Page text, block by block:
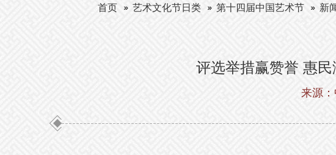
首页 艺术文化节日类 第十四届中国艺术节 新
评选举措赢赞誉 惠
来源